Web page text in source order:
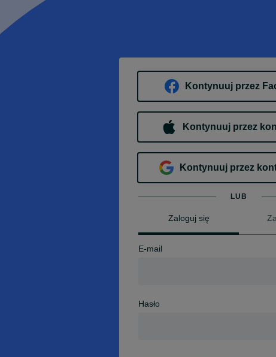
Kontynuuj przez
Kontynuuj przez
Kontynuuj przez
LUB
Zaloguj się
E-mail
Hasło